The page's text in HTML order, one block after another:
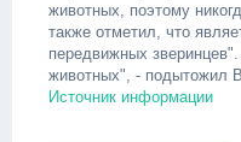
животных, поэтому
также отметил, что
передвижных
животных", - подытожил
Источник информации